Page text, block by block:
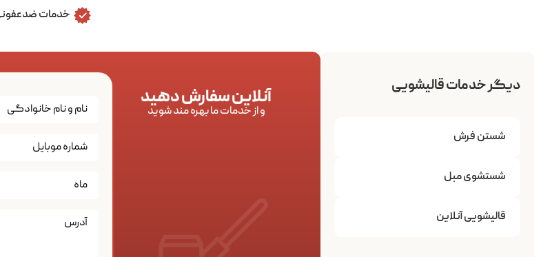
خدمات
دیگر خدمات قالیشویی
شستن فرش
شستشوی مبل
قالیشویی آنلاین
آنلاین سفارش دهید
و از خدمات ما بهره مند شوید
تاریخ*